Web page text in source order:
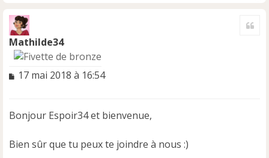
Mathilde34
M
a
e
17 mai 2018 à 16:54
Bonjour Espoir34 et bienvenue,
Bien sûr que tu peux te joindre à nous :)